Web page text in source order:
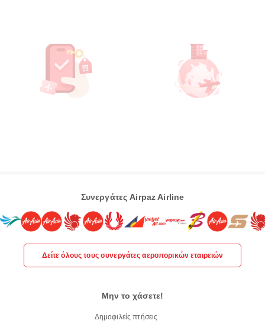
Συνεργάτες Airpaz Airline
Δείτε όλους τους συνεργάτες αεροπορικών εταιρειών
Μην το χάσετε!
Δημοφιλείς πτήσεις